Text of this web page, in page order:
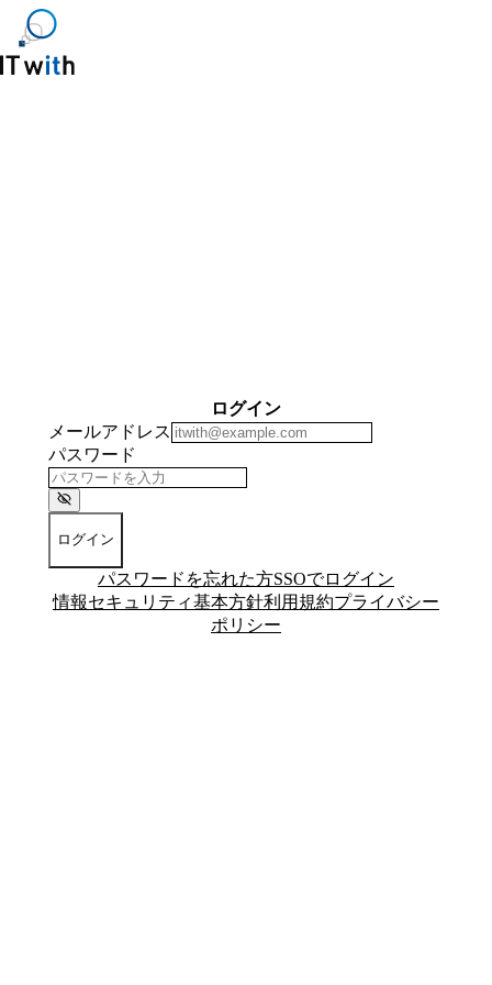
ログイン
メールアドレス
パスワード
ログイン
パスワードを忘れた方SSOでログイン
情報セキュリティ基本方針利用規約プライバシー
ポリシー